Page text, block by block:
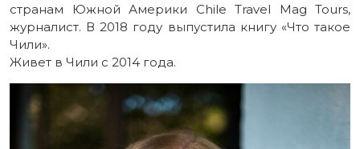
странам Южной Америки Chile Travel Mag Tours,
журналист. В 2018 году выпустила книгу «Что такое
Чили».
Живет в Чили с 2014 года.